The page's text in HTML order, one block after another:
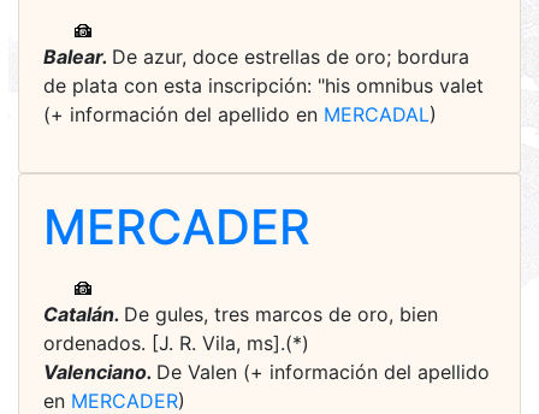
Balear. De azur, doce estrellas de oro; bordura
de plata con esta inscripción: "his omnibus valet
(+ información del apellido en MERCADAL)
MERCADER
Catalán. De gules, tres marcos de oro, bien
ordenados. [J. R. Vila, ms].(*)
Valenciano. De Valen (+ información del apellido
en MERCADER)